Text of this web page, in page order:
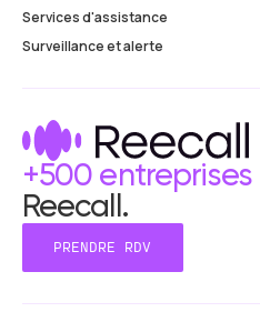
Services d'assistance
Surveillance et alerte
+500 entreprises
Reecall.
PRENDRE RDV
PRENDRE RDV